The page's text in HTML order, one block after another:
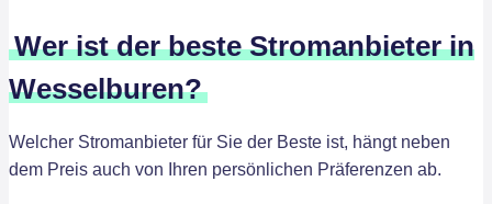
Wer ist der beste Stromanbieter in
Wesselburen?
Welcher Stromanbieter für Sie der Beste ist, hängt neben
dem Preis auch von Ihren persönlichen Präferenzen ab.